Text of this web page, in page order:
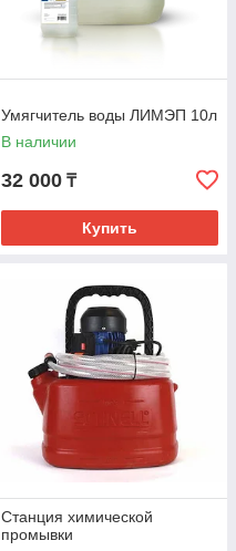
Умягчитель воды ЛИМЭП 10л
В наличии
32 000 ₸
Купить
Станция химической
промывки